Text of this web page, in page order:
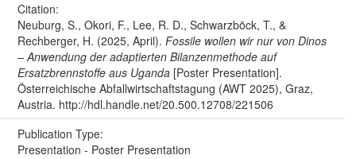
Citation:
Neuburg, S., Okori, F., Lee, R. D., Schwarzböck, T., &
Rechberger, H. (2025, April). Fossile wollen wir nur von Dinos
– Anwendung der adaptierten Bilanzenmethode auf
Ersatzbrennstoffe aus Uganda[Poster Presentation].
Österreichische Abfallwirtschaftstagung (AWT 2025), Graz,
Austria. http://hdl.handle.net/20.500.12708/221506
Publication Type:
Presentation - Poster Presentation